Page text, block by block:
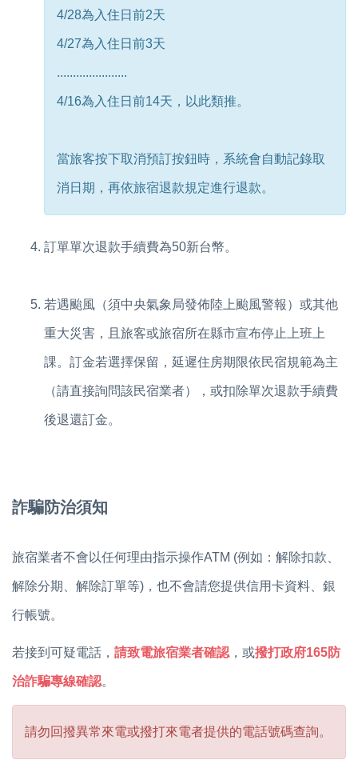
4/28為入住日前2天
4/27為入住日前3天
......................
4/16為入住日前14天，以此類推。
當旅客按下取消預訂按鈕時，系統會自動記錄取
消日期，再依旅宿退款規定進行退款。
訂單單次退款手續費為50新台幣。
若遇颱風（須中央氣象局發佈陸上颱風警報）或其他
重大災害，且旅客或旅宿所在縣市宣布停止上班上
課。訂金若選擇保留，延遲住房期限依民宿規範為主
（請直接詢問該民宿業者），或扣除單次退款手續費
後退還訂金。
詐騙防治須知
旅宿業者不會以任何理由指示操作ATM (例如：解除扣款、
解除分期、解除訂單等)，也不會請您提供信用卡資料、銀
行帳號。
若接到可疑電話， 請致電旅宿業者確認 ，或撥打政府165防
治詐騙專線確認。
請勿回撥異常來電或撥打來電者提供的電話號碼查詢。